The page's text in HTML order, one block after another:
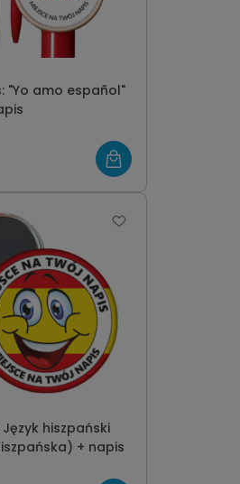
"Yo amo español"
hiszpański
+ napis